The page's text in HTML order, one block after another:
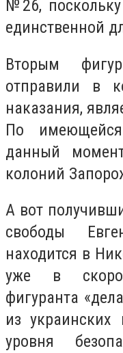
№26,
единственной
Вторым
отправили в
наказания,
По
данный
колоний
А вот
свободы
находится в
уже в
фигуранта
из украинских
уровня